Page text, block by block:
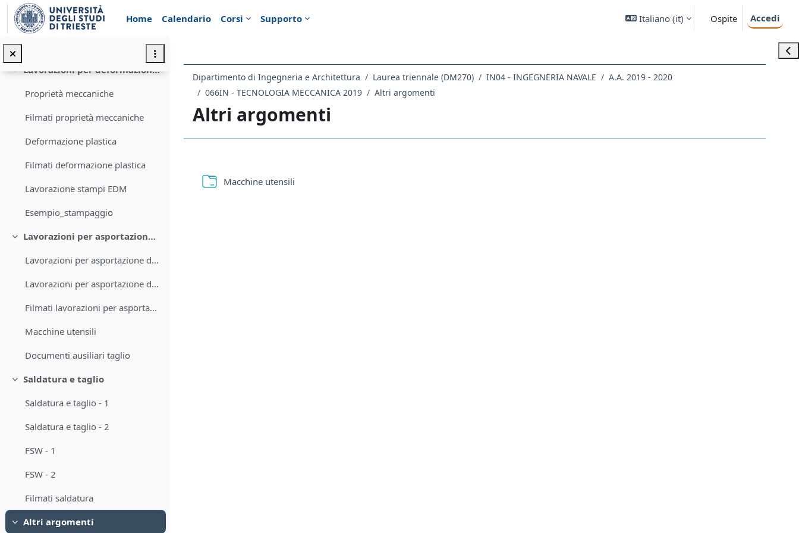
Vai al contenuto principale
Home
Calendario Corsi Supporto Italiano ‎(it)‎ Ospite Accedi
Esempio colata in terra
Colata in terra: prototipazione rapida
Minimizza
Lavorazioni per deformazione plastica
Proprietà meccaniche
Filmati proprietà meccaniche
Deformazione plastica
Filmati deformazione plastica
Lavorazione stampi EDM
Esempio_stampaggio
Minimizza
Lavorazioni per asportazione di truciolo
Lavorazioni per asportazione di truciolo - 1
Lavorazioni per asportazione di truciolo - 2
Filmati lavorazioni per asportazione di truciolo
Macchine utensili
Documenti ausiliari taglio
Minimizza
Saldatura e taglio
Saldatura e taglio - 1
Saldatura e taglio - 2
FSW - 1
FSW - 2
Filmati saldatura
Minimizza
Altri argomenti
Dipartimento di Ingegneria e Architettura Laurea triennale (DM270) IN04 - INGEGNERIA NAVALE
A.A. 2019 - 2020
066IN - TECNOLOGIA MECCANICA 2019
Altri argomenti
Altri argomenti
Macchine utensili